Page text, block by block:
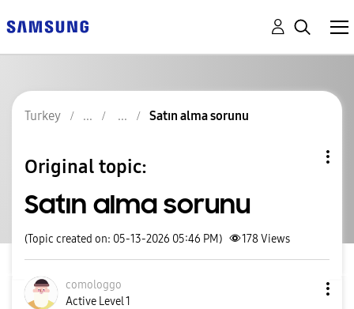
Turkey Satın alma sorunu
Original topic:
Satın alma sorunu
(Topic created on: 05-13-2026 05:46 PM) 178Views
comologgo
Active Level 1